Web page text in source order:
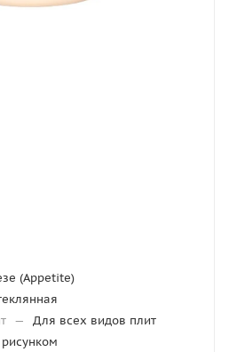
(Appetite)
—
Для всех видов плит